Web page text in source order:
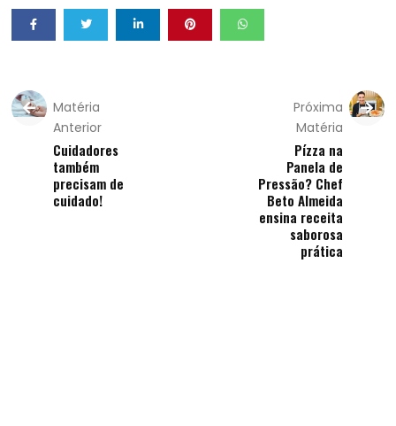
Matéria
Anterior
Cuidadores
também
precisam de
cuidado!
Próxima
Matéria
Pízza na
Panela de
Pressão? Chef
Beto Almeida
ensina receita
saborosa
prática